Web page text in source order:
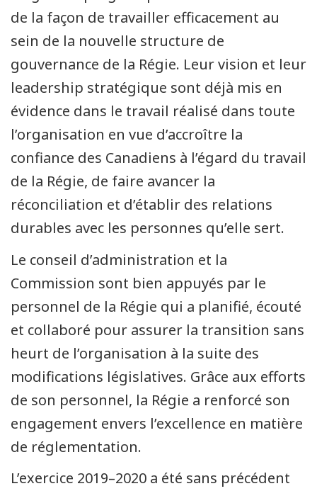
de la façon de travailler efficacement au
sein de la nouvelle structure de
gouvernance de la Régie. Leur vision et leur
leadership stratégique sont déjà mis en
évidence dans le travail réalisé dans toute
l’organisation en vue d’accroître la
confiance des Canadiens à l’égard du travail
de la Régie, de faire avancer la
réconciliation et d’établir des relations
durables avec les personnes qu’elle sert.
Le conseil d’administration et la
Commission sont bien appuyés par le
personnel de la Régie qui a planifié, écouté
et collaboré pour assurer la transition sans
heurt de l’organisation à la suite des
modifications législatives. Grâce aux efforts
de son personnel, la Régie a renforcé son
engagement envers l’excellence en matière
de réglementation.
L’exercice 2019–2020 a été sans précédent